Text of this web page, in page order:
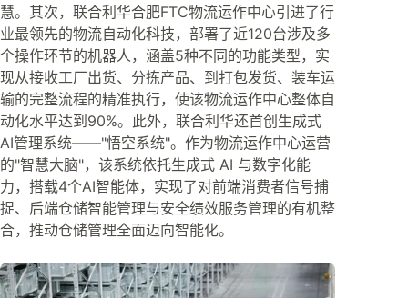
慧。其次，联合利华合肥FTC物流运作中心引进了行
业最领先的物流自动化科技，部署了近120台涉及多
个操作环节的机器人，涵盖5种不同的功能类型，实
现从接收工厂出货、分拣产品、到打包发货、装车运
输的完整流程的精准执行，使该物流运作中心整体自
动化水平达到90%。此外，联合利华还首创生成式
AI管理系统——"悟空系统"。作为物流运作中心运营
的"智慧大脑"，该系统依托生成式 AI 与数字化能
力，搭载4个AI智能体，实现了对前端消费者信号捕
捉、后端仓储智能管理与安全绩效服务管理的有机整
合，推动仓储管理全面迈向智能化。